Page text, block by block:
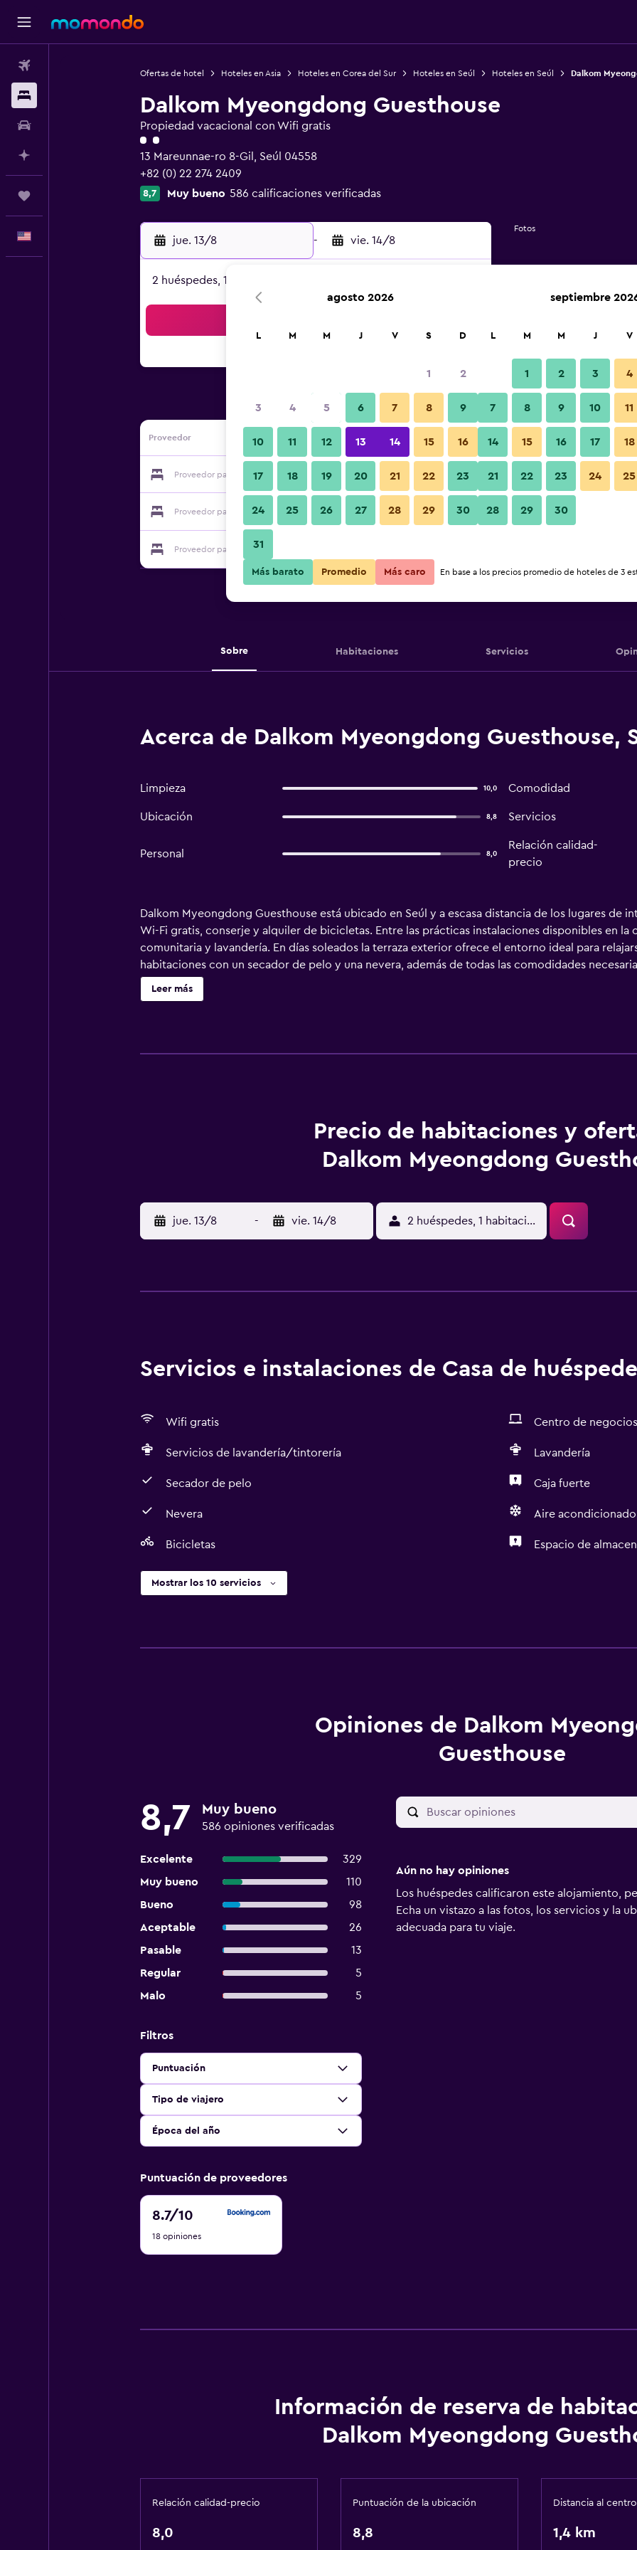
Ofertas de hotel Hoteles en Asia Hoteles en Corea del Sur Hoteles en Seúl Hoteles en Seúl Dalkom
Dalkom Myeongdong Guesthouse
Propiedad vacacional con Wifi gratis
Categoría 2
13 Mareunnae-ro 8-Gil, Seúl 04558
+82 (0) 22 274 2409
8,7 Muy bueno 586 calificaciones verificadas
jue. 13/8 - vie. 14/8
2 huéspedes, 1 habitación
Proveedor
Proveedor para Dalkom Myeongdong Guesthouse Ver precios
Proveedor para Dalkom Myeongdong Guesthouse Ver precios
Proveedor para Dalkom Myeongdong Guesthouse
Fotos
Sobre Habitaciones Servicios
Acerca de Dalkom Myeongdong Guesthouse,
Limpieza 10,0 Comodidad
Ubicación 8,8 Servicios
Personal 8,0
Relación calidad-
precio
Dalkom Myeongdong Guesthouse está ubicado en Seúl y a escasa distancia de los lugares de
Wi-Fi gratis, conserje y alquiler de bicicletas. Entre las prácticas instalaciones disponibles en la
comunitaria y lavandería. En días soleados la terraza exterior ofrece el entorno ideal para
habitaciones con un secador de pelo y una nevera, además de todas las comodidades
Además, hay diferentes habitaciones pensadas para la comodidad de las familias. Todas las
completo y, además, hay numerosos restaurantes y cafeterías en las proximidades. Dalkom
Leer más
Precio de habitaciones y
Dalkom Myeongdong
jue. 13/8 - vie. 14/8 2 huéspedes, 1 habitación
Servicios e instalaciones de Casa de
Wifi gratis Centro de negocios
Servicios de lavandería/tintorería Lavandería
Secador de pelo Caja fuerte
Nevera Aire acondicionado
Bicicletas Espacio de
Mostrar los 10 servicios
Opiniones de Dalkom
Guesthouse
8,7 Muy bueno
586 opiniones verificadas
Excelente
329
Muy bueno
110
Bueno
98
Aceptable
26
Pasable
13
Regular
5
Malo
5
Filtros
Puntuación
Tipo de viajero
Época del año
Puntuación de proveedores
8.7/10
8.7
10
18 opiniones
Aún no hay opiniones
Los huéspedes calificaron este alojamiento,
Echa un vistazo a las fotos, los servicios y la
adecuada para tu viaje.
Información de reserva de
Dalkom Myeongdong
Relación calidad-precio
8,0
Puntuación de la ubicación
8,8
Distancia al centro
1,4 km
agosto 2026
L M M J V S D
1 2
3 4 5 6 7 8 9
10 11 12 13 14 15 16
17 18 19 20 21 22 23
24 25 26 27 28 29 30
31
septiembre
L M M J V
1 2 3 4
7 8 9 10 11
14 15 16 17 18
21 22 23 24 25
28 29 30
Más barato Promedio Más caro En base a los precios promedio de hoteles de 3